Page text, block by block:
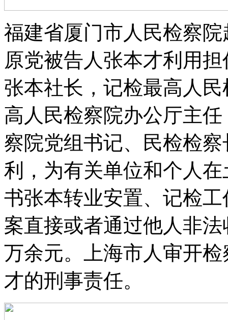
福建省厦门市人民检察
原党被告人张本才利用
张本社长，记检最高人
高人民检察院办公厅主
察院党组书记、民检检
利，为有关单位和个人
书张本转业安置、记检
案直接或者通过他人非
万余元。上海市人审开
才的刑事责任。